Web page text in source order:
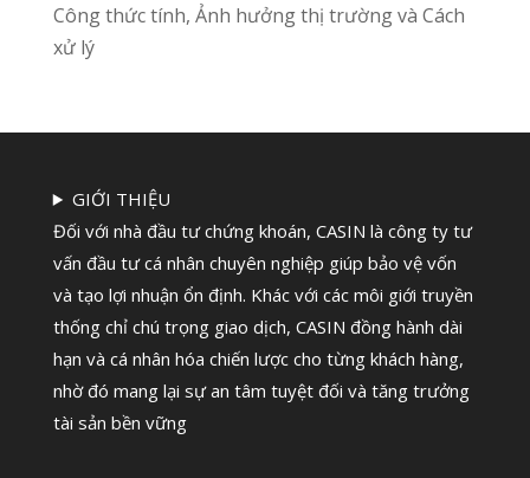
Công thức tính, Ảnh hưởng thị trường và Cách
xử lý
GIỚI THIỆU
Đối với nhà đầu tư chứng khoán, CASIN là công ty tư
vấn đầu tư cá nhân chuyên nghiệp giúp bảo vệ vốn
và tạo lợi nhuận ổn định. Khác với các môi giới truyền
thống chỉ chú trọng giao dịch, CASIN đồng hành dài
hạn và cá nhân hóa chiến lược cho từng khách hàng,
nhờ đó mang lại sự an tâm tuyệt đối và tăng trưởng
tài sản bền vững